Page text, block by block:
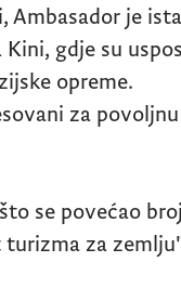
Ambasador je
Kini, gdje su
opreme.
za
se povećao
za